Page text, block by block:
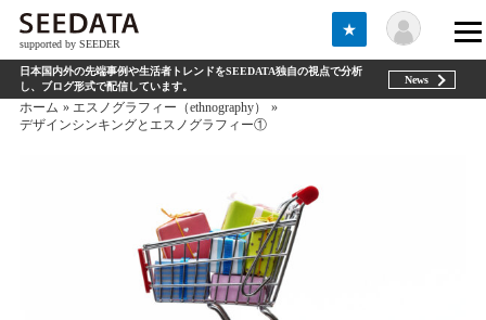
supported by SEEDER
★
日本国内外の先端事例や生活者トレンドをSEEDATA独自の視点で分析
し、ブログ形式で配信しています。
News
ホーム
エスノグラフィー（ethnography）
デザインシンキングとエスノグラフィー①